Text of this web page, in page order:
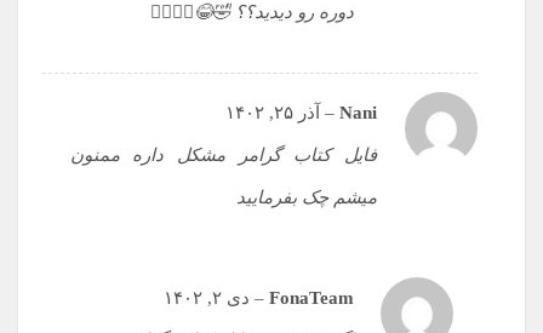
دوره رو دیدید؟؟ 🤣😂🤦‍♂️🤦‍♂️
Nani
– آذر ۲۵, ۱۴۰۲
فایل کتاب گرامر مشکل داره ممنون
میشم چک بفرمایید
FonaTeam
– دی ۲, ۱۴۰۲